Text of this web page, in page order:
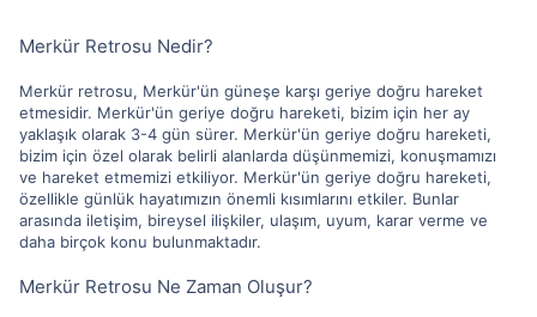
Merkür Retrosu Nedir?
Merkür retrosu, Merkür'ün güneşe karşı geriye doğru hareket
etmesidir. Merkür'ün geriye doğru hareketi, bizim için her ay
yaklaşık olarak 3-4 gün sürer. Merkür'ün geriye doğru hareketi,
bizim için özel olarak belirli alanlarda düşünmemizi, konuşmamızı
ve hareket etmemizi etkiliyor. Merkür'ün geriye doğru hareketi,
özellikle günlük hayatımızın önemli kısımlarını etkiler. Bunlar
arasında iletişim, bireysel ilişkiler, ulaşım, uyum, karar verme ve
daha birçok konu bulunmaktadır.
Merkür Retrosu Ne Zaman Oluşur?